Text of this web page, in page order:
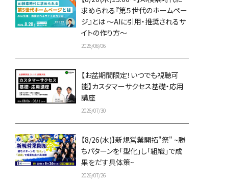
求められる『第５世代のホームペー
ジ』とは ～AIに引用・推奨されるサ
イトの作り方～
2026/08/06
【お盆期間限定！いつでも視聴可
能】カスタマーサクセス基礎・応用
講座
2026/07/30
【8/26(水)】新規営業開拓"祭" ~勝
ちパターンを「型化」し「組織」で成
果をだす具体策~
2026/07/26